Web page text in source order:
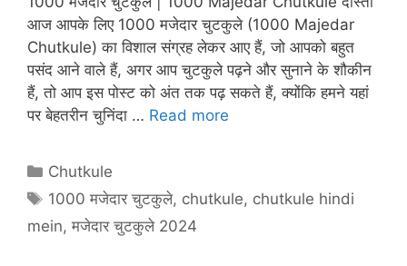
s
A
p
p
e
st
e
b
o
o
k
gr
a
m
p
c
h
at
आज आपके लिए 1000 मजेदार चुटकुले (1000 Majedar
Chutkule) का विशाल संग्रह लेकर आए हैं, जो आपको बहुत
पसंद आने वाले हैं, अगर आप चुटकुले पढ़ने और सुनाने के शौकीन
हैं, तो आप इस पोस्ट को अंत तक पढ़ सकते हैं, क्योंकि हमने यहां
पर बेहतरीन चुनिंदा … Read more
Categories
Chutkule
Tags
1000 मजेदार चुटकुले, chutkule, chutkule hindi
mein, मजेदार चुटकुले 2024